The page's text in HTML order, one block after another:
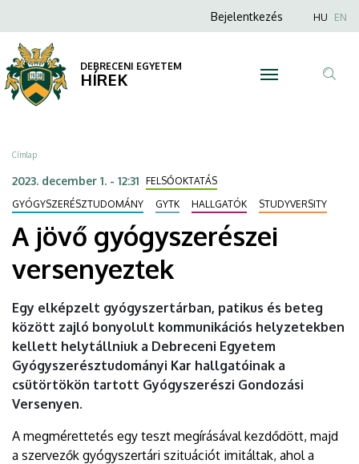
jövő
gyógyszerészei
versenyeztek
DEBRECENI
EGYETEM
a
tartalomra
Anonim
menüje
Bejelentkezés HU EN
DEBRECENI EGYETEM
HÍREK
Morzsa
Címlap
2023. december 1. - 12:31 FELSŐOKTATÁS
GYÓGYSZERÉSZTUDOMÁNY
GYTK HALLGATÓK STUDYVERSITY
A jövő gyógyszerészei
versenyeztek
Egy elképzelt gyógyszertárban, patikus és beteg
között zajló bonyolult kommunikációs helyzetekben
kellett helytállniuk a Debreceni Egyetem
Gyógyszerésztudományi Kar hallgatóinak a
csütörtökön tartott Gyógyszerészi Gondozási
Versenyen.
A megmérettetés egy teszt megírásával kezdődött, majd
a szervezők gyógyszertári szituációt imitáltak, ahol a